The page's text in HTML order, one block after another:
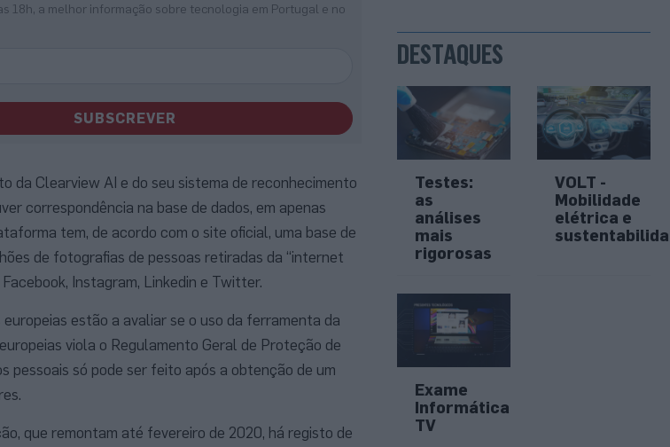
18h, a melhor informação sobre tecnologia em Portugal e no
SUBSCREVER
da Clearview AI e do seu sistema de reconhecimento
correspondência na base de dados, em apenas
tem, de acordo com o site oficial, uma base de
de fotografias de pessoas retiradas da “internet
Instagram, Linkedin e Twitter.
estão a avaliar se o uso da ferramenta da
viola o Regulamento Geral de Proteção de
pessoais só pode ser feito após a obtenção de um
que remontam até fevereiro de 2020, há registo de
DESTAQUES
Testes:
as
análises
mais
rigorosas
VOLT -
Mobilidade
elétrica e
Exame
Informática
TV